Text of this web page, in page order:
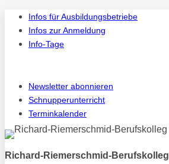
Zum
Inhalt
springen
Infos für Ausbildungsbetriebe
Infos zur Anmeldung
Info-Tage
Newsletter abonnieren
Schnupperunterricht
Terminkalender
Richard-Riemerschmid-Berufskolleg